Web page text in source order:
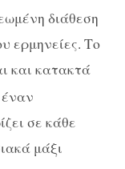
διάθεση
ερμηνείες. Το
και κατακτά
έναν
σε κάθε
μάξι